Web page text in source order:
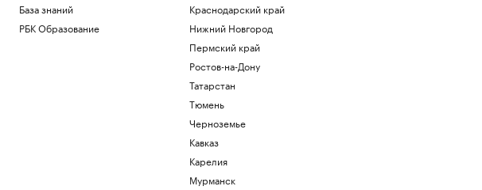
База знаний
РБК Образование
Краснодарский край
Нижний Новгород
Пермский край
Ростов-на-Дону
Татарстан
Тюмень
Черноземье
Кавказ
Карелия
Мурманск